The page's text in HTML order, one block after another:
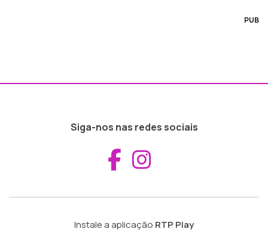
PUB
Siga-nos nas redes sociais
Aceder ao
Instale a aplicação RTP Play